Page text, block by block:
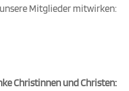
Mitglieder mitwirken:
Christinnen und Christen: